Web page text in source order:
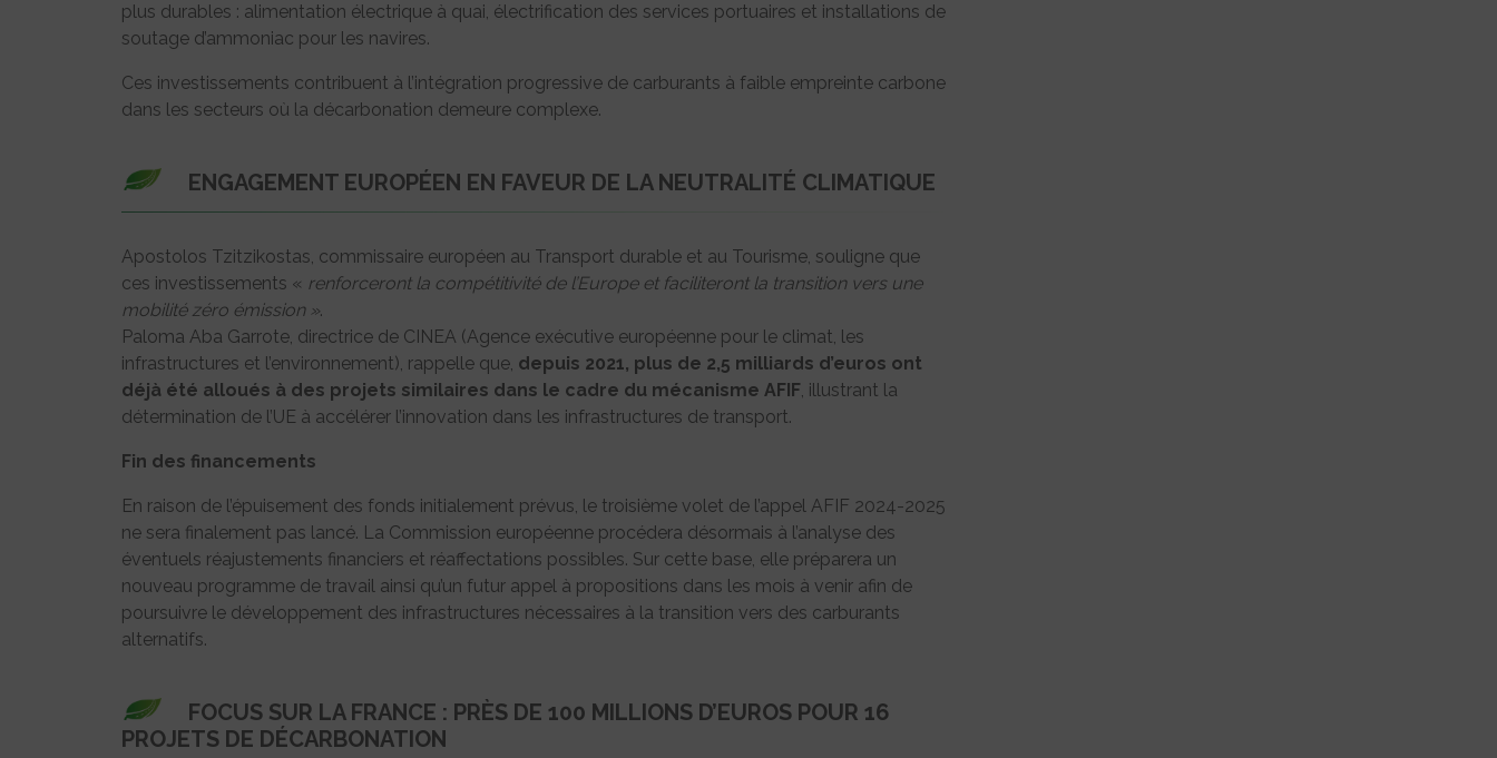
plus durables : alimentation électrique à quai, électrification des services portuaires et installations de
soutage d’ammoniac pour les navires.
Ces investissements contribuent à l’intégration progressive de carburants à faible empreinte carbone
dans les secteurs où la décarbonation demeure complexe.
ENGAGEMENT EUROPÉEN EN FAVEUR DE LA NEUTRALITÉ CLIMATIQUE
Apostolos Tzitzikostas, commissaire européen au Transport durable et au Tourisme, souligne que
ces investissements « renforceront la compétitivité de l’Europe et faciliteront la transition vers une
mobilité zéro émission ».
Paloma Aba Garrote, directrice de CINEA (Agence exécutive européenne pour le climat, les
infrastructures et l’environnement), rappelle que, depuis 2021, plus de 2,5 milliards d’euros ont
déjà été alloués à des projets similaires dans le cadre du mécanisme AFIF, illustrant la
détermination de l’UE à accélérer l’innovation dans les infrastructures de transport.
Fin des financements
En raison de l’épuisement des fonds initialement prévus, le troisième volet de l’appel AFIF 2024-2025
ne sera finalement pas lancé. La Commission européenne procédera désormais à l’analyse des
éventuels réajustements financiers et réaffectations possibles. Sur cette base, elle préparera un
nouveau programme de travail ainsi qu’un futur appel à propositions dans les mois à venir afin de
poursuivre le développement des infrastructures nécessaires à la transition vers des carburants
alternatifs.
FOCUS SUR LA FRANCE : PRÈS DE 100 MILLIONS D’EUROS POUR 16
PROJETS DE DÉCARBONATION